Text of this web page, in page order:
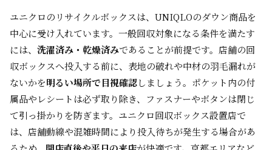
ユニクロのリサイクルボックスは、UNIQLOのダウン商品を
中心に受け入れています。一般回収対象になる条件を満たす
には、 洗濯済み・乾燥済みであることが前提です。店舗の回
収ボックスへ投入する前に、表地の破れや中材の羽毛漏れが
ないかを明るい場所で目視確認しましょう。ポケット内の付
属品やレシートは必ず取り除き、ファスナーやボタンは閉じ
て引っ掛かりを防ぎます。ユニクロ回収ボックス設置店で
は、店舗動線や混雑時間により投入待ちが発生する場合があ